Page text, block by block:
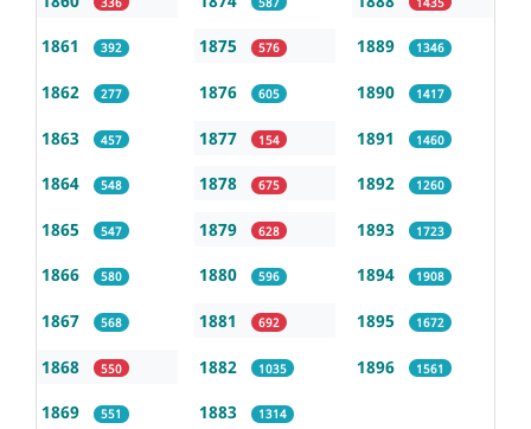
1861 392
1862 277
1863 457
1864 548
1865 547
1866 580
1867 568
1868 550
1869 551
1875 576
1876 605
1877 154
1878 675
1879 628
1880 596
1881 692
1882 1035
1883 1314
1889 1346
1890 1417
1891 1460
1892 1260
1893 1723
1894 1908
1895 1672
1896 1561